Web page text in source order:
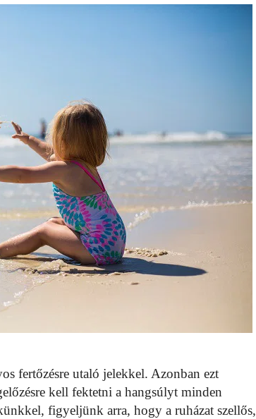
fertőzésre utaló jelekkel. Azonban ezt
kell fektetni a hangsúlyt minden
figyeljünk arra, hogy a ruházat szellős,